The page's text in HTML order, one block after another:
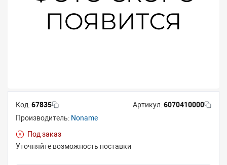
Код:67835 Артикул:6070410000
Производитель: Noname
Под заказ
Уточняйте возможность поставки